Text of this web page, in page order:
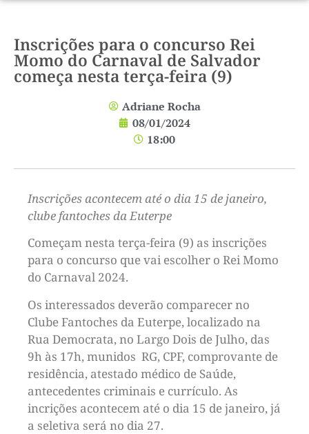
Inscrições para o concurso Rei
Momo do Carnaval de Salvador
começa nesta terça-feira (9)
Adriane Rocha
08/01/2024
18:00
Inscrições acontecem até o dia 15 de janeiro,
clube fantoches da Euterpe
Começam nesta terça-feira (9) as inscrições
para o concurso que vai escolher o Rei Momo
do Carnaval 2024.
Os interessados deverão comparecer no
Clube Fantoches da Euterpe, localizado na
Rua Democrata, no Largo Dois de Julho, das
9h às 17h, munidos RG, CPF, comprovante de
residência, atestado médico de Saúde,
antecedentes criminais e currículo. As
incrições acontecem até o dia 15 de janeiro, já
a seletiva será no dia 27.